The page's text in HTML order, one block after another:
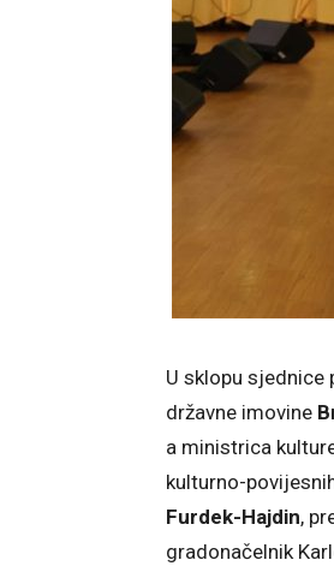
U sklopu
državne imovine
a ministrica
kulturno-
Furdek-Hajdin,
gradonačelnik